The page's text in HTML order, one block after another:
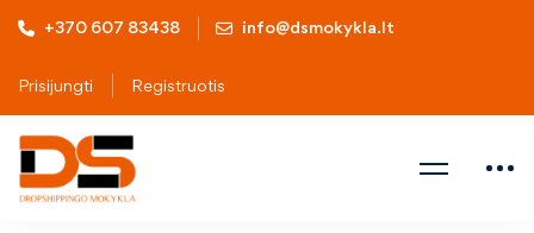
+370 607 83438 info@dsmokykla.lt
Prisijungti Registruotis